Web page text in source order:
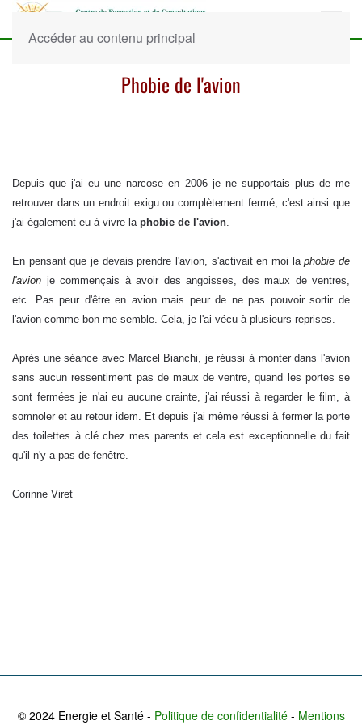
Accéder au contenu principal
Phobie de l'avion
Depuis que j'ai eu une narcose en 2006 je ne supportais plus de me
retrouver dans un endroit exigu ou complètement fermé, c'est ainsi que
j'ai également eu à vivre la phobie de l'avion.
En pensant que je devais prendre l'avion, s'activait en moi laphobie de
l'avion je commençais à avoir des angoisses, des maux de ventres,
etc. Pas peur d'être en avion mais peur de ne pas pouvoir sortir de
l'avion comme bon me semble. Cela, je l'ai vécu à plusieurs reprises.
Après une séance avec Marcel Bianchi, je réussi à monter dans l'avion
sans aucun ressentiment pas de maux de ventre, quand les portes se
sont fermées je n'ai eu aucune crainte, j'ai réussi à regarder le film, à
somnoler et au retour idem. Et depuis j'ai même réussi à fermer la porte
des toilettes à clé chez mes parents et cela est exceptionnelle du fait
qu'il n'y a pas de fenêtre.
Corinne Viret
© 2024 Energie et Santé - Politique de confidentialité- Mentions